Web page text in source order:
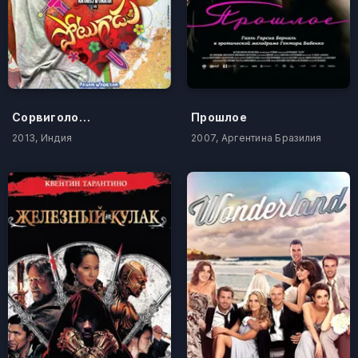
Сорвиголова
2013, Индия
Прошлое
2007, Аргентина Бразилия